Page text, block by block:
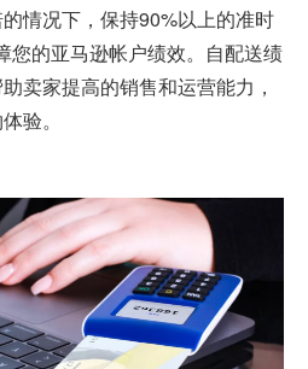
情况下，保持90%以上的准时
您的亚马逊帐户绩效。自配送绩
卖家提高的销售和运营能力，
验。